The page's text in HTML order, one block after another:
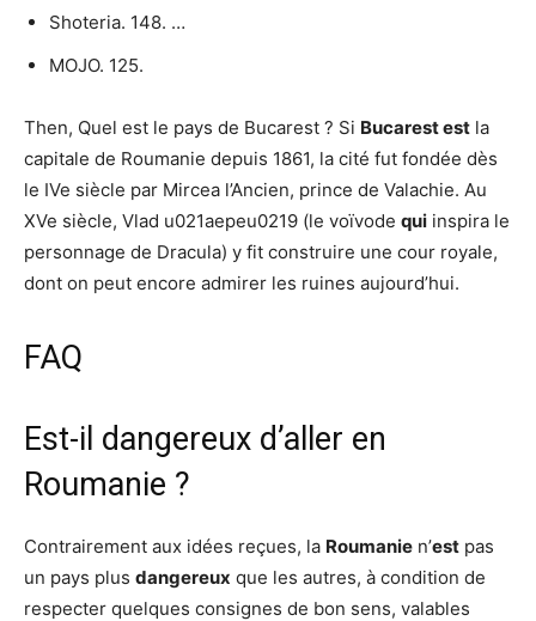
Shoteria. 148. …
MOJO. 125.
Then, Quel est le pays de Bucarest ? Si Bucarest est la
capitale de Roumanie depuis 1861, la cité fut fondée dès
le IVe siècle par Mircea l’Ancien, prince de Valachie. Au
XVe siècle, Vlad u021aepeu0219 (le voïvode qui inspira le
personnage de Dracula) y fit construire une cour royale,
dont on peut encore admirer les ruines aujourd’hui.
FAQ
Est-il dangereux d’aller en
Roumanie ?
Contrairement aux idées reçues, la Roumanie n’est pas
un pays plus dangereux que les autres, à condition de
respecter quelques consignes de bon sens, valables